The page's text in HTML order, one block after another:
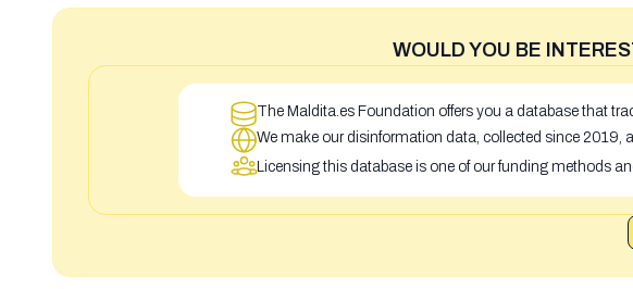
WOULD YOU BE
The Maldita.es Foundation offers you a database that
We make our disinformation data, collected since 2019,
Licensing this database is one of our funding methods